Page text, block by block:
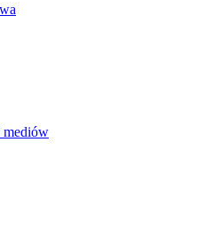
mediów